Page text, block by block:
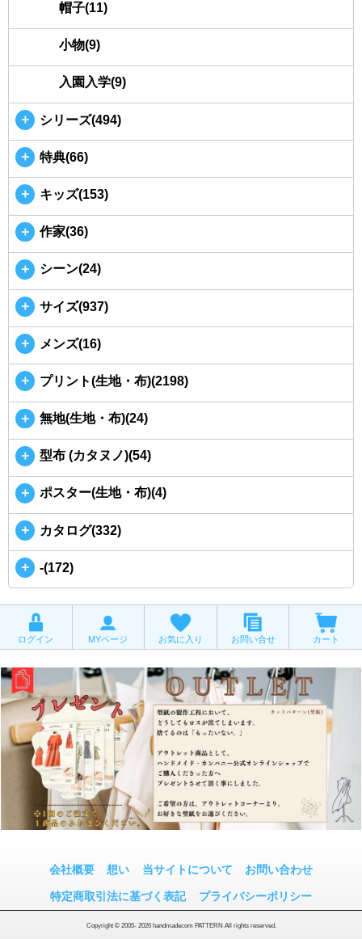
帽子(11)
小物(9)
入園入学(9)
＋ シリーズ(494)
＋ 特典(66)
＋ キッズ(153)
＋ 作家(36)
＋ シーン(24)
＋ サイズ(937)
＋ メンズ(16)
＋ プリント(生地・布)(2198)
＋ 無地(生地・布)(24)
＋ 型布 (カタヌノ)(54)
＋ ポスター(生地・布)(4)
＋ カタログ(332)
＋ -(172)
ログイン MYページ お気に入り お問い合せ カート
会社概要 想い 当サイトについて お問い合わせ
特定商取引法に基づく表記 プライバシーポリシー
Copyright © 2005- 2026 handmadecom PATTERN All rights reserved.